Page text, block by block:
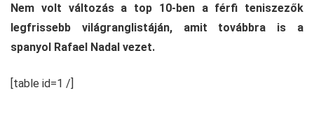
Nem volt változás a top 10-ben a férfi teniszezők
legfrissebb világranglistáján, amit továbbra is a
spanyol Rafael Nadal vezet.
[table id=1 /]